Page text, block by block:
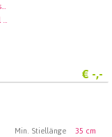
diverse farben
Royal FloraHolland Aalsmeer
€ -,-
Min. Stiellänge
35 cm